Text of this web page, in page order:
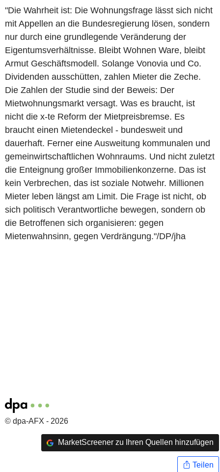
"Die Wahrheit ist: Die Wohnungsfrage lässt sich nicht
mit Appellen an die Bundesregierung lösen, sondern
nur durch eine grundlegende Veränderung der
Eigentumsverhältnisse. Bleibt Wohnen Ware, bleibt
Armut Geschäftsmodell. Solange Vonovia und Co.
Dividenden ausschütten, zahlen Mieter die Zeche.
Die Zahlen der Studie sind der Beweis: Der
Mietwohnungsmarkt versagt. Was es braucht, ist
nicht die x-te Reform der Mietpreisbremse. Es
braucht einen Mietendeckel - bundesweit und
dauerhaft. Ferner eine Ausweitung kommunalen und
gemeinwirtschaftlichen Wohnraums. Und nicht zuletzt
die Enteignung großer Immobilienkonzerne. Das ist
kein Verbrechen, das ist soziale Notwehr. Millionen
Mieter leben längst am Limit. Die Frage ist nicht, ob
sich politisch Verantwortliche bewegen, sondern ob
die Betroffenen sich organisieren: gegen
Mietenwahnsinn, gegen Verdrängung."/DP/jha
© dpa-AFX - 2026
MarketScreener zu Ihren Quellen hinzufügen
Teilen